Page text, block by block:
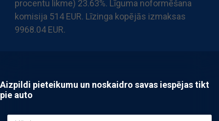
procentu likme) 23.63%. Līguma noformēšana
komisija 514 EUR. Līzinga kopējās izmaksas
9968.04 EUR.
Aizpildi pieteikumu un noskaidro savas iespējas tikt
pie auto